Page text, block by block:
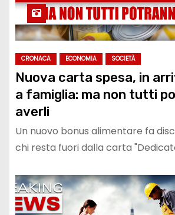
CRONACA ECONOMIA SOCIETÀ
Nuova carta spesa, in
a famiglia: ma non tutti
averli
Un nuovo bonus alimentare fa
chi resta fuori dalla carta